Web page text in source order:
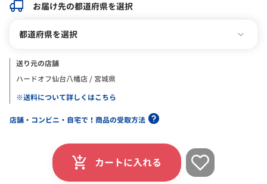
お届け先の都道府県を選択
都道府県を選択
送り元の店舗
ハードオフ仙台八幡店 / 宮城県
※送料について詳しくはこちら
店舗・コンビニ・自宅で！商品の受取方法
カートに入れる